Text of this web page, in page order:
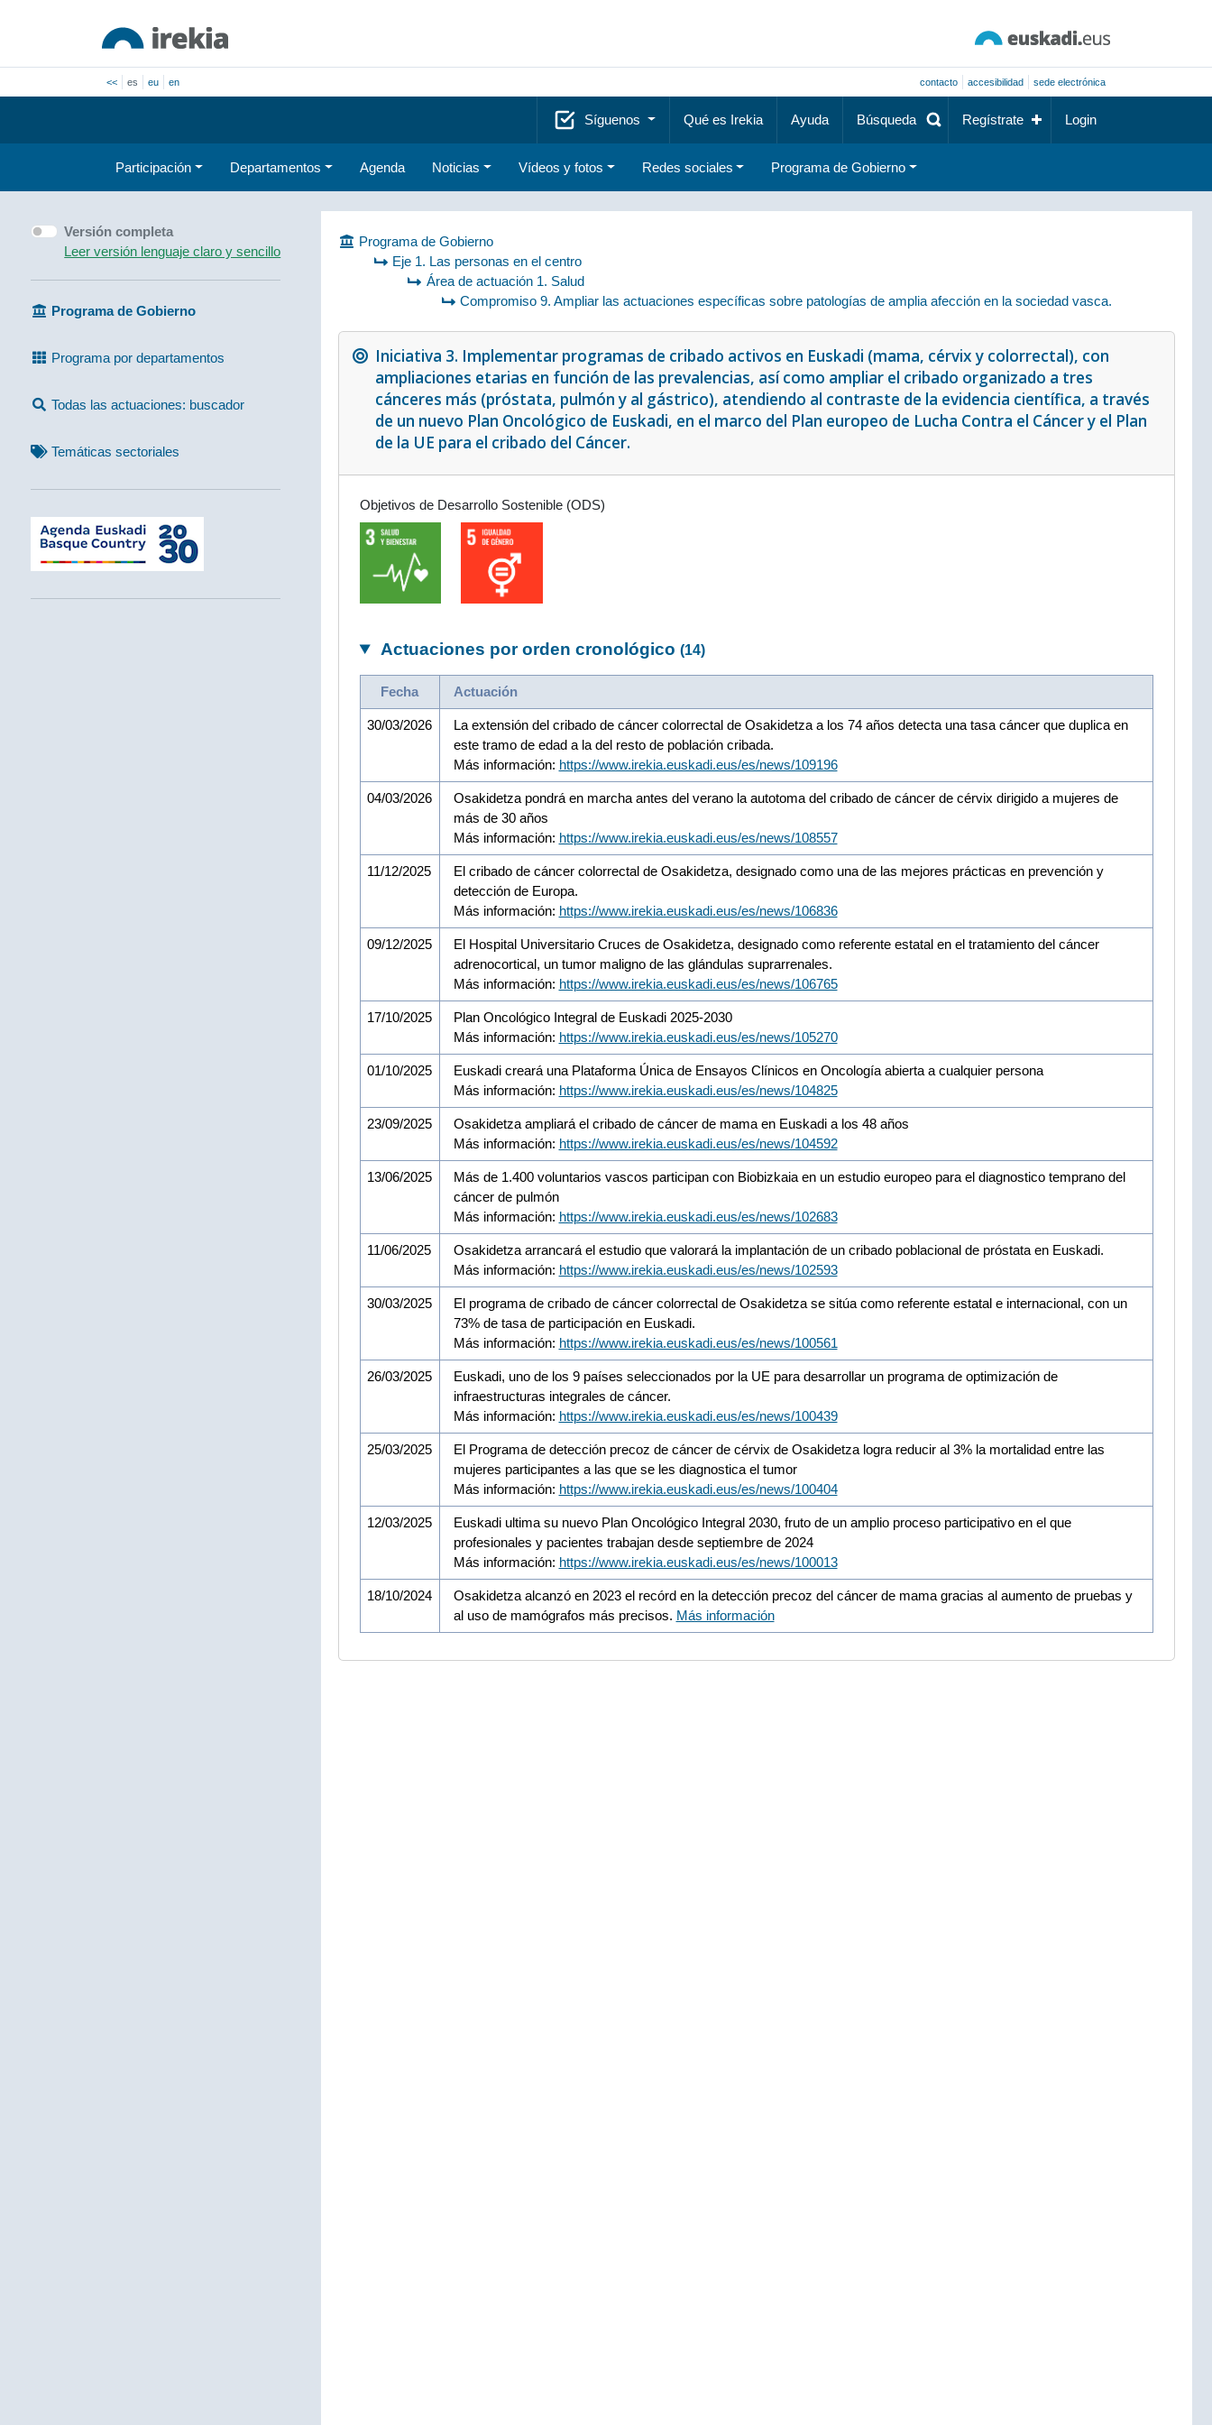
<< es eu en contacto accesibilidad sede electrónica
Síguenos Qué es Irekia Ayuda Búsqueda Regístrate Login
Participación Departamentos Agenda Noticias Vídeos y fotos Redes sociales Programa de Gobierno
Versión completa
Leer versión lenguaje claro y sencillo
Programa de Gobierno
Programa por departamentos
Todas las actuaciones: buscador
Temáticas sectoriales
Programa de Gobierno
Eje 1. Las personas en el centro
Área de actuación 1. Salud
Compromiso 9. Ampliar las actuaciones específicas sobre patologías de amplia afección en la sociedad vasca.
Iniciativa 3. Implementar programas de cribado activos en Euskadi (mama, cérvix y colorrectal), con
ampliaciones etarias en función de las prevalencias, así como ampliar el cribado organizado a tres
cánceres más (próstata, pulmón y al gástrico), atendiendo al contraste de la evidencia científica, a través
de un nuevo Plan Oncológico de Euskadi, en el marco del Plan europeo de Lucha Contra el Cáncer y el Plan
de la UE para el cribado del Cáncer.
Objetivos de Desarrollo Sostenible (ODS)
Actuaciones por orden cronológico(14)
Fecha Actuación
30/03/2026
La extensión del cribado de cáncer colorrectal de Osakidetza a los 74 años detecta una tasa cáncer que duplica en
este tramo de edad a la del resto de población cribada.
Más información: https://www.irekia.euskadi.eus/es/news/109196
04/03/2026
Osakidetza pondrá en marcha antes del verano la autotoma del cribado de cáncer de cérvix dirigido a mujeres de
más de 30 años
Más información: https://www.irekia.euskadi.eus/es/news/108557
11/12/2025
El cribado de cáncer colorrectal de Osakidetza, designado como una de las mejores prácticas en prevención y
detección de Europa.
Más información: https://www.irekia.euskadi.eus/es/news/106836
09/12/2025
El Hospital Universitario Cruces de Osakidetza, designado como referente estatal en el tratamiento del cáncer
adrenocortical, un tumor maligno de las glándulas suprarrenales.
Más información: https://www.irekia.euskadi.eus/es/news/106765
17/10/2025
Plan Oncológico Integral de Euskadi 2025-2030
Más información: https://www.irekia.euskadi.eus/es/news/105270
01/10/2025
Euskadi creará una Plataforma Única de Ensayos Clínicos en Oncología abierta a cualquier persona
Más información: https://www.irekia.euskadi.eus/es/news/104825
23/09/2025
Osakidetza ampliará el cribado de cáncer de mama en Euskadi a los 48 años
Más información: https://www.irekia.euskadi.eus/es/news/104592
13/06/2025
Más de 1.400 voluntarios vascos participan con Biobizkaia en un estudio europeo para el diagnostico temprano del
cáncer de pulmón
Más información: https://www.irekia.euskadi.eus/es/news/102683
11/06/2025
Osakidetza arrancará el estudio que valorará la implantación de un cribado poblacional de próstata en Euskadi.
Más información: https://www.irekia.euskadi.eus/es/news/102593
30/03/2025
El programa de cribado de cáncer colorrectal de Osakidetza se sitúa como referente estatal e internacional, con un
73% de tasa de participación en Euskadi.
Más información: https://www.irekia.euskadi.eus/es/news/100561
26/03/2025
Euskadi, uno de los 9 países seleccionados por la UE para desarrollar un programa de optimización de
infraestructuras integrales de cáncer.
Más información: https://www.irekia.euskadi.eus/es/news/100439
25/03/2025
El Programa de detección precoz de cáncer de cérvix de Osakidetza logra reducir al 3% la mortalidad entre las
mujeres participantes a las que se les diagnostica el tumor
Más información: https://www.irekia.euskadi.eus/es/news/100404
12/03/2025
Euskadi ultima su nuevo Plan Oncológico Integral 2030, fruto de un amplio proceso participativo en el que
profesionales y pacientes trabajan desde septiembre de 2024
Más información: https://www.irekia.euskadi.eus/es/news/100013
18/10/2024
Osakidetza alcanzó en 2023 el recórd en la detección precoz del cáncer de mama gracias al aumento de pruebas y
al uso de mamógrafos más precisos. Más información